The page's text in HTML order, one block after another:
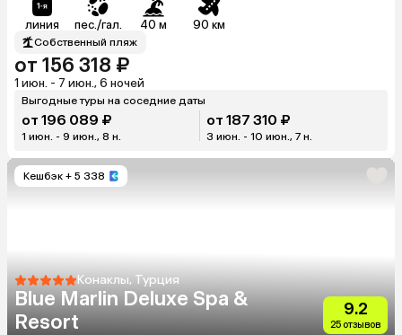
линия пес./гал. 40 м 90 км
Собственный пляж
от 156 318 ₽
1 июн. - 7 июн., 6 ночей
Выгодные туры на соседние даты
от 196 089 ₽
1 июн. - 9 июн., 8 н.
от 187 310 ₽
3 июн. - 10 июн., 7 н.
Кешбэк + 5 338
Конаклы, Турция
Blue Marlin Deluxe Spa &
Resort
9.2
25 отзывов